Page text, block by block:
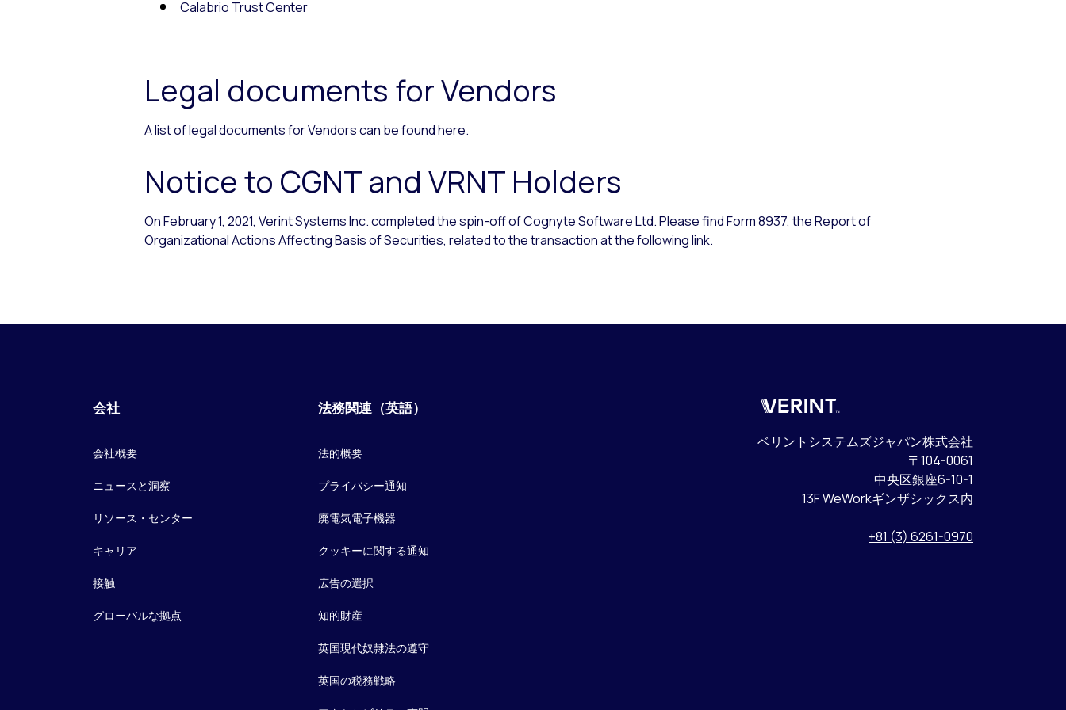
Calabrio Trust Center
Legal documents for Vendors
A list of legal documents for Vendors can be foundhere.
Notice to CGNT and VRNT Holders
On February 1, 2021, Verint Systems Inc. completed the spin-off of Cognyte Software Ltd. Please find Form 8937, the Report of
Organizational Actions Affecting Basis of Securities, related to the transaction at the followinglink.
会社
会社概要
ニュースと洞察
リソース・センター
キャリア
接触
グローバルな拠点
法務関連（英語）
法的概要
プライバシー通知
廃電気電子機器
クッキーに関する通知
広告の選択
知的財産
英国現代奴隷法の遵守
英国の税務戦略
Verint
ベリントシステムズジャパン株式会社
〒104-0061
中央区銀座6-10-1
13F WeWorkギンザシックス内
+81 (3) 6261-0970